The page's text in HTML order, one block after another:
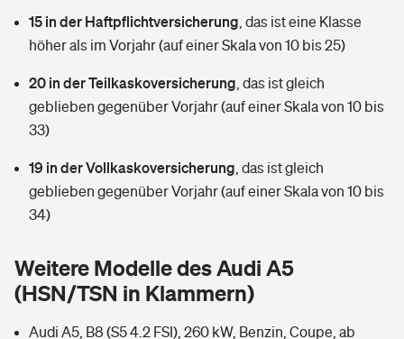
Wer versichert was: Jetzt Versicherer finden
Sie haben Fragen?
Mietkautionsversicherung
Restkreditversicherung
Tools
Hochwasser-Check: Wie gefährdet ist Ihr Haus?
Kinderinvalidität
Reiseversicherung
Hundehalter-Haftpflicht
Handyversicherung
Private Cyberversicherung
Tierkrankenversicherung
Tools
Wer versichert was: Jetzt Versicherer finden
Rentenrechner: Wie viel Geld bekomme ich im Alter?
15 in der Haftpflichtversicherung das ist eine Klasse
höher als im Vorjahr (auf einer Skala von 10 bis 25)
20 in der Teilkaskoversicherung das ist gleich
geblieben gegenüber Vorjahr (auf einer Skala von 10 bis
33)
19 in der Vollkaskoversicherung das ist gleich
geblieben gegenüber Vorjahr (auf einer Skala von 10 bis
34)
Weitere Modelle des Audi A5
(HSN/TSN in Klammern)
Audi A5, B8 (S5 4.2 FSI), 260 kW, Benzin, Coupe, ab